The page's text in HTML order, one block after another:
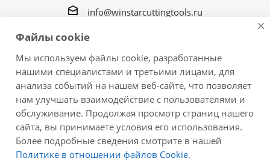
info@winstarcuttingtools.ru
г.Екатеринбург ул. Фурманова 109, офис 604
2026 © Winstar Cutting Technologies Corp. - интернет-
магазин металлорежущего инструмента
Файлы cookie
Мы используем файлы cookie, разработанные
нашими специалистами и третьими лицами, для
анализа событий на нашем веб-сайте, что позволяет
нам улучшать взаимодействие с пользователями и
обслуживание. Продолжая просмотр страниц нашего
сайта, вы принимаете условия его использования.
Более подробные сведения смотрите в нашей
Политике в отношении файлов Cookie.